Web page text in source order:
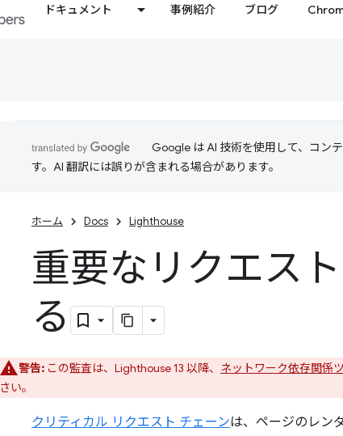
ドキュメント 事例紹介 ブログ
Google は AI 技術を使用して、コン
す。AI 翻訳には誤りが含まれる場合があります。
ホーム Docs Lighthouse
重要なリクエス
る
警告: この監査は、Lighthouse 13 以降、 ネットワーク依存関係
さい。
クリティカル リクエスト チェーンは、ページのレン